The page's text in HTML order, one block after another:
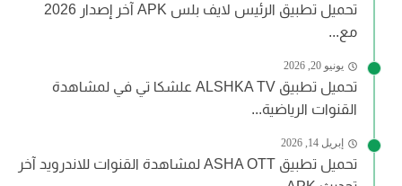
تحميل تطبيق الرئيس لايف بلس APK آخر إصدار 2026
مع...
يونيو 20, 2026
تحميل تطبيق ALSHKA TV علشكا تي في لمشاهدة
القنوات الرياضية...
إبريل 14, 2026
تحميل تطبيق ASHA OTT لمشاهدة القنوات للاندرويد آخر